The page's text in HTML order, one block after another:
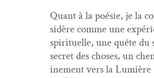
Quant à la poésie, je la
sid­ère comme une
spir­ituelle, une quête du
secret des choses, un
ine­ment vers la Lumière